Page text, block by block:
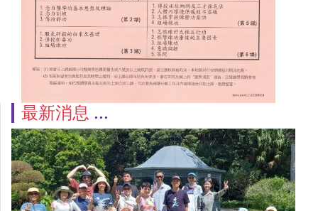
最新消息